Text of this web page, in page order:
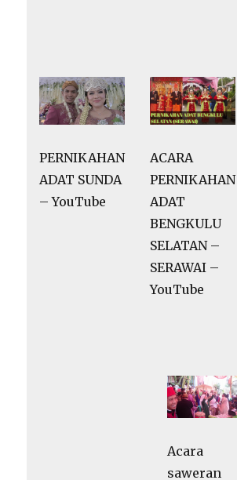
PERNIKAHAN
ADAT SUNDA
– YouTube
ACARA
PERNIKAHAN
ADAT
BENGKULU
SELATAN –
SERAWAI –
YouTube
Acara
saweran